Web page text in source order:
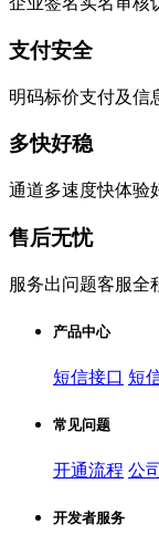
支付安全
明码标价支付及信
多快好稳
通道多速度快体验
售后无忧
服务出问题客服全
产品中心
短信接口 短
常见问题
开通流程 公
开发者服务